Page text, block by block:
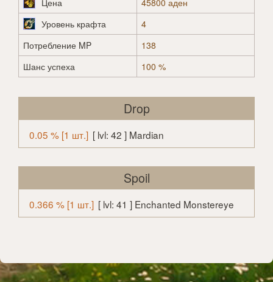
Цена
45800 аден
Уровень крафта
4
Потребление MP
138
Шанс успеха
100 %
Drop
0.05 % [1 шт.] [ lvl: 42 ] Mardian
Spoil
0.366 % [1 шт.] [ lvl: 41 ] Enchanted Monstereye